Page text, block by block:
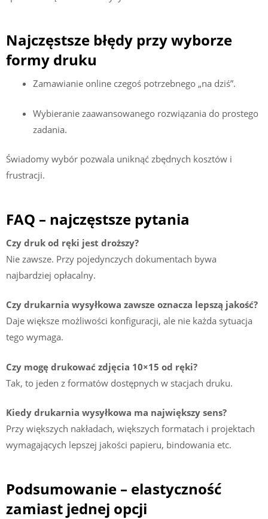
Najczęstsze błędy przy wyborze
formy druku
Zamawianie online czegoś potrzebnego „na dziś”.
Wybieranie zaawansowanego rozwiązania do prostego
zadania.
Świadomy wybór pozwala uniknąć zbędnych kosztów i
frustracji.
FAQ – najczęstsze pytania
Czy druk od ręki jest droższy?
Nie zawsze. Przy pojedynczych dokumentach bywa
najbardziej opłacalny.
Czy drukarnia wysyłkowa zawsze oznacza lepszą jakość?
Daje większe możliwości konfiguracji, ale nie każda sytuacja
tego wymaga.
Czy mogę drukować zdjęcia 10×15 od ręki?
Tak, to jeden z formatów dostępnych w stacjach druku.
Kiedy drukarnia wysyłkowa ma największy sens?
Przy większych nakładach, większych formatach i projektach
wymagających lepszej jakości papieru, bindowania etc.
Podsumowanie – elastyczność
zamiast jednej opcji